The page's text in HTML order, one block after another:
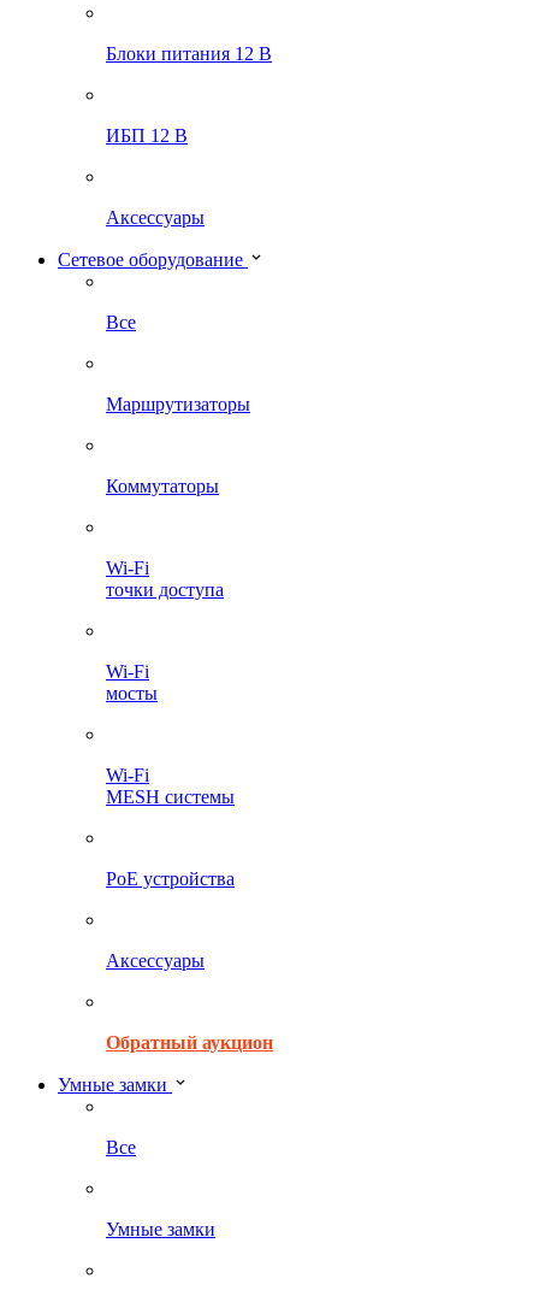
Блоки питания 12 В
ИБП 12 В
Аксессуары
Сетевое оборудование
Все
Маршрутизаторы
Коммутаторы
Wi-Fi
точки доступа
Wi-Fi
мосты
Wi-Fi
MESH системы
PoE устройства
Аксессуары
Обратный аукцион
Умные замки
Все
Умные замки